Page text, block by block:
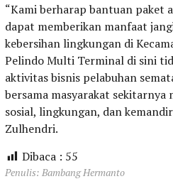
“Kami berharap bantuan
dapat memberikan manfaat
kebersihan lingkungan di
Pelindo Multi Terminal di sini
aktivitas bisnis pelabuhan
bersama masyarakat
sosial, lingkungan, dan
Zulhendri.
Dibaca : 55
Penulis: Bambang Hermanto